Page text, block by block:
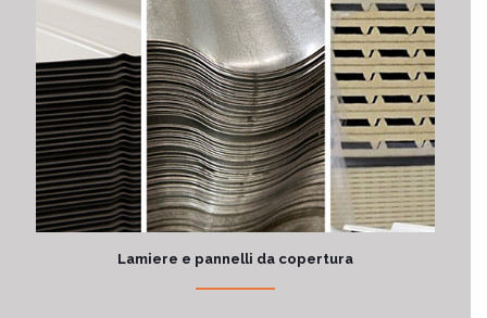
Lamiere e pannelli da copertura